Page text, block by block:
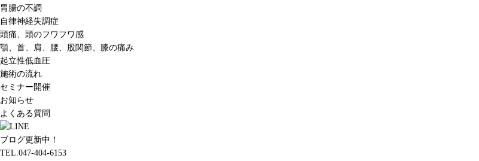
胃腸の不調
自律神経失調症
頭痛、頭のフワフワ感
顎、首、肩、腰、股関節、膝の痛み
起立性低血圧
施術の流れ
セミナー開催
お知らせ
よくある質問
ブログ更新中！
TEL.047-404-6153